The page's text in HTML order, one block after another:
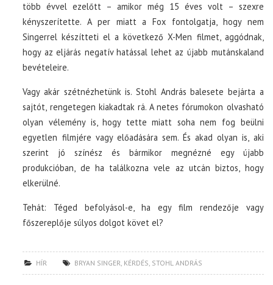
több évvel ezelőtt – amikor még 15 éves volt – szexre
kényszerítette. A per miatt a Fox fontolgatja, hogy nem
Singerrel készítteti el a következő X-Men filmet, aggódnak,
hogy az eljárás negatív hatással lehet az újabb mutánskaland
bevételeire.
Vagy akár szétnézhetünk is. Stohl András balesete bejárta a
sajtót, rengetegen kiakadtak rá. A netes fórumokon olvasható
olyan vélemény is, hogy tette miatt soha nem fog beülni
egyetlen filmjére vagy előadására sem. És akad olyan is, aki
szerint jó színész és bármikor megnézné egy újabb
produkcióban, de ha találkozna vele az utcán biztos, hogy
elkerülné.
Tehát: Téged befolyásol-e, ha egy film rendezője vagy
főszereplője súlyos dolgot követ el?
HÍR BRYAN SINGER, KÉRDÉS, STOHL ANDRÁS